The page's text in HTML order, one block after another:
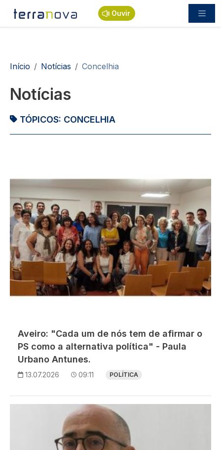
Passar para o conteúdo principal
Ouvir
Navegação estrutural
Início Notícias Concelhia
Notícias
TÓPICOS: CONCELHIA
Aveiro: "Cada um de nós tem de afirmar o
PS como a alternativa política" - Paula
Urbano Antunes.
13.07.2026 09:11 POLÍTICA